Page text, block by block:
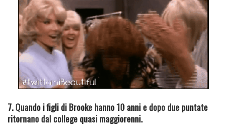
7. Quando i figli di Brooke hanno 10 anni e dopo due puntate
ritornano dal college quasi maggiorenni.